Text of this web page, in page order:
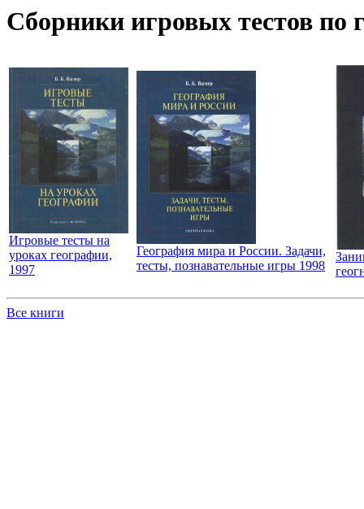
Сборники игровых тестов по
Игровые тесты на
уроках географии,
1997
География мира и России. Задачи,
тесты, познавательные игры 1998
Все книги